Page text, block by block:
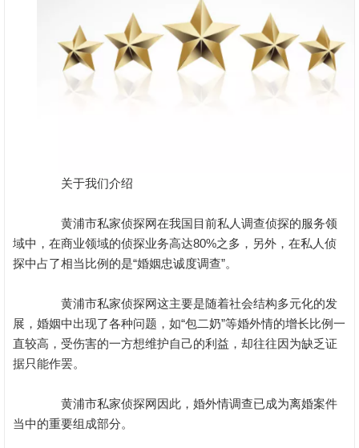
关于我们介绍
黄浦市私家侦探网在我国目前私人调查侦探的服务领
域中，在商业领域的侦探业务高达80%之多，另外，在私人侦
探中占了相当比例的是“婚姻忠诚度调查”。
黄浦市私家侦探网这主要是随着社会结构多元化的发
展，婚姻中出现了各种问题，如“包二奶”等婚外情的增长比例一
直较高，受伤害的一方想维护自己的利益，却往往因为缺乏证
据只能作罢。
黄浦市私家侦探网因此，婚外情调查已成为离婚案件
当中的重要组成部分。